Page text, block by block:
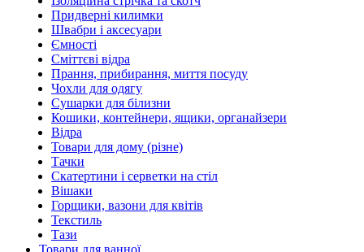
Придверні килимки
Швабри і аксесуари
Ємності
Сміттєві відра
Прання, прибирання, миття посуду
Чохли для одягу
Сушарки для білизни
Кошики, контейнери, ящики, органайзери
Відра
Товари для дому (різне)
Тачки
Скатертини і серветки на стіл
Вішаки
Горщики, вазони для квітів
Текстиль
Тази
Товари для ванної